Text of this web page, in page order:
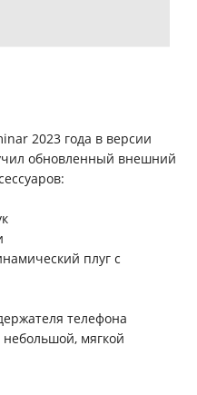
2023 года в версии
обновленный внешний
плуг с
телефона
мягкой